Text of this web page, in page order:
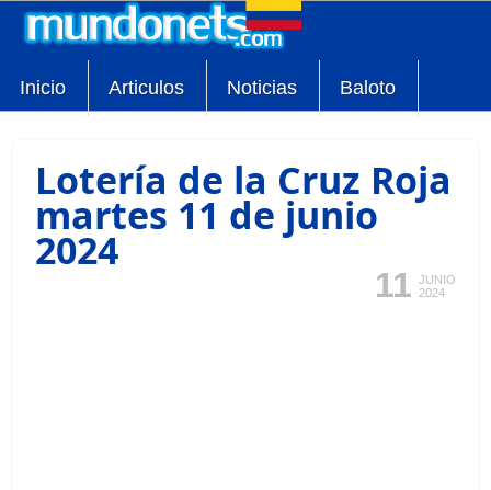
Inicio Articulos Noticias Baloto
Lotería de la Cruz Roja
martes 11 de junio
2024
11 JUNIO
2024